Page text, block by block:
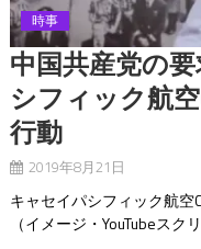
時事
中国共産党の
シフィック航
行動
2019年8月21日
キャセイパシフィック航空
（イメージ・YouTubeス